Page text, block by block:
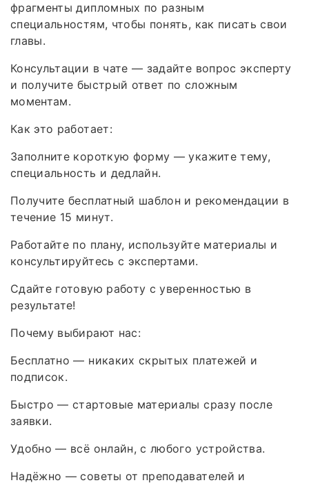
фрагменты дипломных по разным
специальностям, чтобы понять, как писать свои
главы.
Консультации в чате — задайте вопрос эксперту
и получите быстрый ответ по сложным
моментам.
Как это работает:
Заполните короткую форму — укажите тему,
специальность и дедлайн.
Получите бесплатный шаблон и рекомендации в
течение 15 минут.
Работайте по плану, используйте материалы и
консультируйтесь с экспертами.
Сдайте готовую работу с уверенностью в
результате!
Почему выбирают нас:
Бесплатно — никаких скрытых платежей и
подписок.
Быстро — стартовые материалы сразу после
заявки.
Удобно — всё онлайн, с любого устройства.
Надёжно — советы от преподавателей и